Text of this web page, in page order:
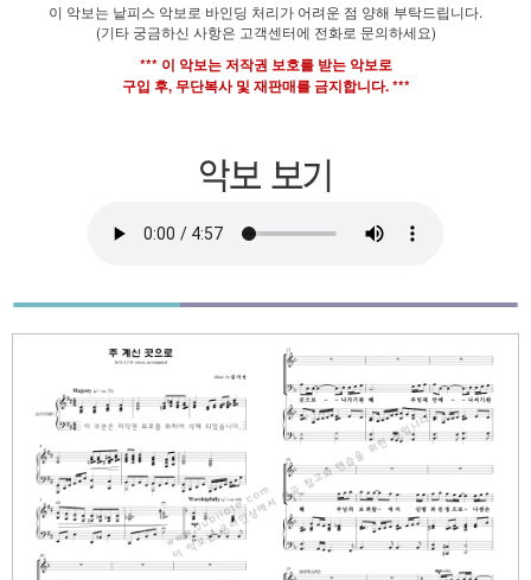
이 악보는 낱피스 악보로 바인딩 처리가 어려운 점 양해 부탁드립니다.
(기타 궁금하신 사항은 고객센터에 전화로 문의하세요)
*** 이 악보는 저작권 보호를 받는 악보로
구입 후, 무단복사 및 재판매를 금지합니다. ***